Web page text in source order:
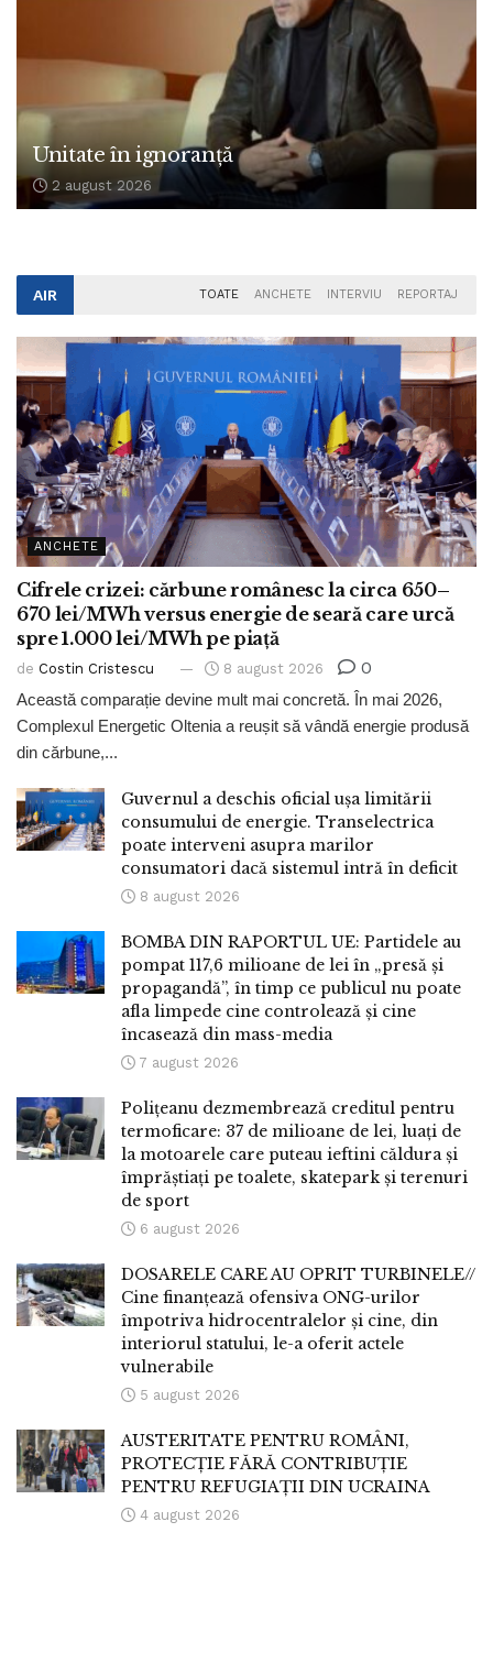
Unitate în ignoranță
2 august 2026
AIR TOATE ANCHETE INTERVIU REPORTAJ
ANCHETE
Cifrele crizei: cărbune românesc la circa 650–
670 lei/MWh versus energie de seară care urcă
spre 1.000 lei/MWh pe piață
de Costin Cristescu 8 august 2026 0
Această comparație devine mult mai concretă. În mai 2026,
Complexul Energetic Oltenia a reușit să vândă energie produsă
din cărbune,...
Guvernul a deschis oficial ușa limitării
consumului de energie. Transelectrica
poate interveni asupra marilor
consumatori dacă sistemul intră în deficit
8 august 2026
BOMBA DIN RAPORTUL UE: Partidele au
pompat 117,6 milioane de lei în „presă și
propagandă”, în timp ce publicul nu poate
afla limpede cine controlează și cine
încasează din mass-media
7 august 2026
Polițeanu dezmembrează creditul pentru
termoficare: 37 de milioane de lei, luați de
la motoarele care puteau ieftini căldura și
împrăștiați pe toalete, skatepark și terenuri
de sport
6 august 2026
DOSARELE CARE AU OPRIT TURBINELE//
Cine finanțează ofensiva ONG-urilor
împotriva hidrocentralelor și cine, din
interiorul statului, le-a oferit actele
vulnerabile
5 august 2026
AUSTERITATE PENTRU ROMÂNI,
PROTECȚIE FĂRĂ CONTRIBUȚIE
PENTRU REFUGIAȚII DIN UCRAINA
4 august 2026